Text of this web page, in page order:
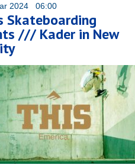
2024 06:00
Skateboarding
/// Kader in New